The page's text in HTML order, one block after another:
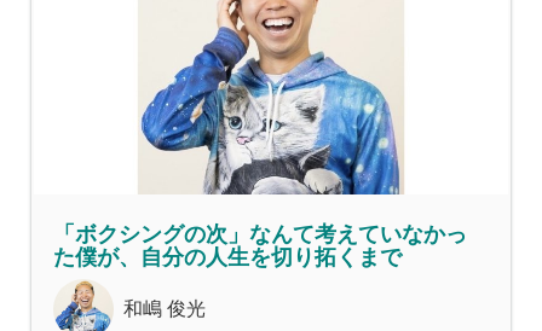
「ボクシングの次」なんて考えていなかっ
た僕が、自分の人生を切り拓くまで
和嶋 俊光